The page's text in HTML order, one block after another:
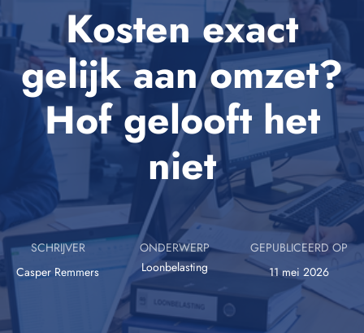
Kosten exact
gelijk aan omzet?
Hof gelooft het
niet
SCHRIJVER
Casper Remmers
ONDERWERP
Loonbelasting
GEPUBLICEERD OP
11 mei 2026